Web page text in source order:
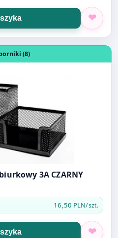
biurkowy 3A CZARNY
(8)
3A CZARNY
16,50 PLN/szt.